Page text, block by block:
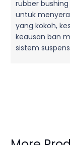
rubber
untuk
yang kokoh,
keausan ban
sistem